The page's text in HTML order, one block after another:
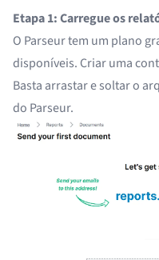
Etapa 1: Carregue os
O Parseur tem um plano
disponíveis. Criar uma
Basta arrastar e soltar o
do Parseur.